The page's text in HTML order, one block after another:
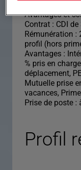
Avantages et
Contrat : CDI
Rémunération :
profil (hors
Avantages :
% pris en
déplacement,
Mutuelle prise
vacances,
Prise de poste :
Profil